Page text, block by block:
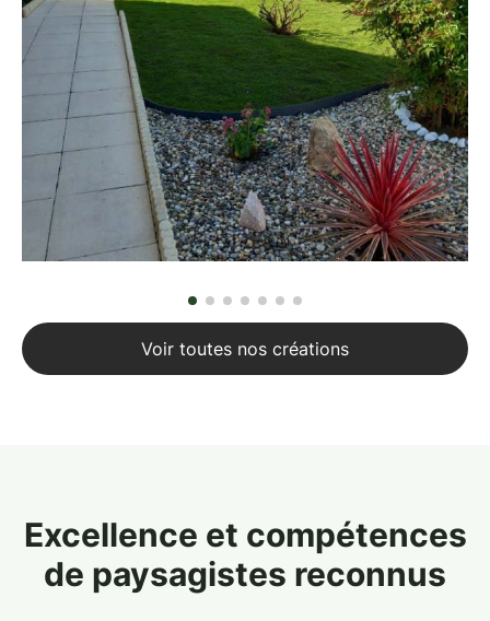
Voir toutes nos créations
Excellence et compétences
de paysagistes reconnus